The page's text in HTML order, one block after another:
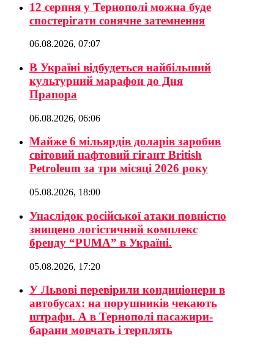
12 серпня у Тернополі можна буде
спостерігати сонячне затемнення
06.08.2026, 07:07
В Україні відбудеться найбільший
культурний марафон до Дня
Прапора
06.08.2026, 06:06
Майже 6 мільярдів доларів заробив
світовий нафтовий гігант British
Petroleum за три місяці 2026 року
05.08.2026, 18:00
Унаслідок російської атаки повністю
знищено логістичний комплекс
бренду “PUMA” в Україні.
05.08.2026, 17:20
У Львові перевірили кондиціонери в
автобусах: на порушників чекають
штрафи. А в Тернополі пасажири-
барани мовчать і терплять